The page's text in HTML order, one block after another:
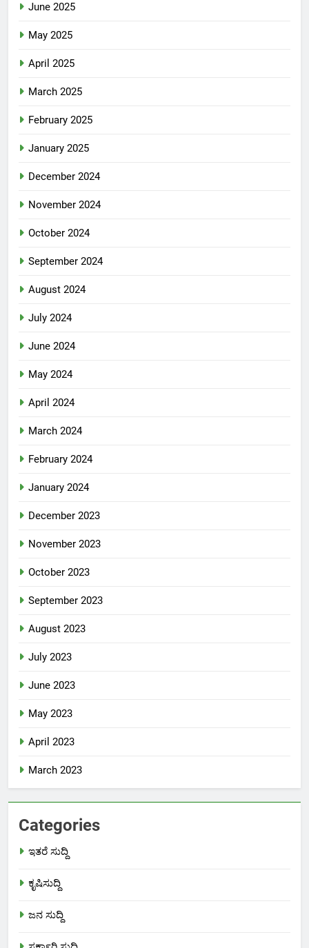
June 2025
May 2025
April 2025
March 2025
February 2025
January 2025
December 2024
November 2024
October 2024
September 2024
August 2024
July 2024
June 2024
May 2024
April 2024
March 2024
February 2024
January 2024
December 2023
November 2023
October 2023
September 2023
August 2023
July 2023
June 2023
May 2023
April 2023
March 2023
Categories
ಇತರೆ ಸುದ್ದಿ
ಕೃಷಿಸುದ್ದಿ
ಜನ ಸುದ್ದಿ